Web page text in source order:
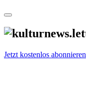
Jetzt kostenlos abonnieren